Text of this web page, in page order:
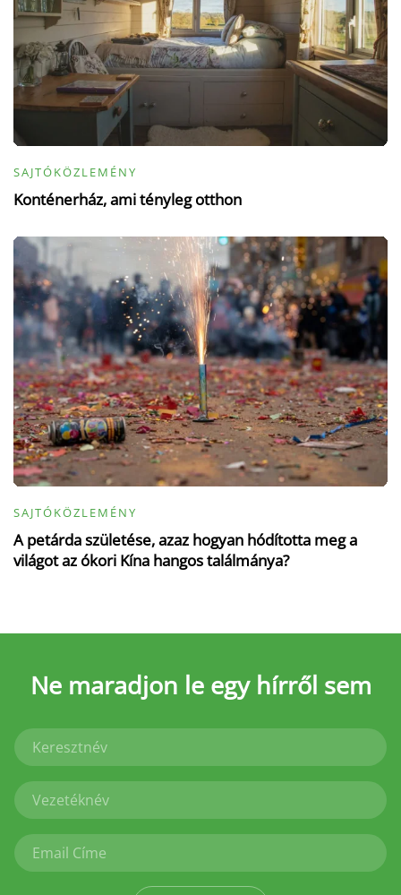
SAJTÓKÖZLEMÉNY
Konténerház, ami tényleg otthon
SAJTÓKÖZLEMÉNY
A petárda születése, azaz hogyan hódította meg a
világot az ókori Kína hangos találmánya?
Ne maradjon le egy hírről sem